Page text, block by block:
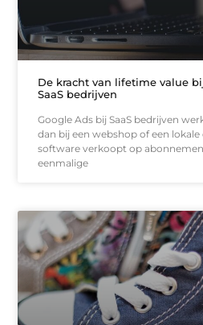
De kracht van lifetime value
SaaS bedrijven
Google Ads bij SaaS bedrijven
dan bij een webshop of een
software verkoopt op
eenmalige